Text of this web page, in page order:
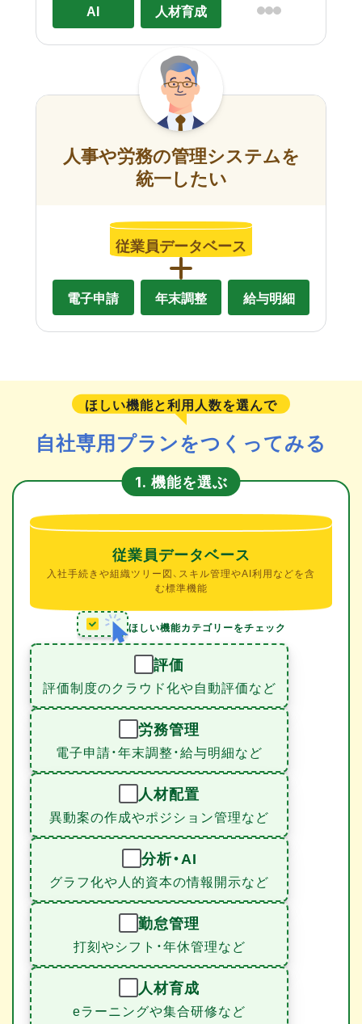
AI 人材育成
人事や労務の管理システムを
統一したい
従業員データベース
電子申請 年末調整 給与明細
ほしい機能と利用人数を選んで
自社専用プランをつくってみる
1. 機能を選ぶ
従業員データベース
入社手続きや組織ツリー図、スキル管理やAI利用などを含
む標準機能
ほしい機能カテゴリーをチェック
評価
評価制度のクラウド化や自動評価など
労務管理
電子申請・年末調整・給与明細など
人材配置
異動案の作成やポジション管理など
分析・AI
グラフ化や人的資本の情報開示など
勤怠管理
打刻やシフト・年休管理など
人材育成
eラーニングや集合研修など